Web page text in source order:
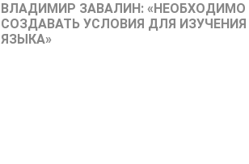
ВЛАДИМИР ЗАВАЛИН: «НЕОБХОДИМО
СОЗДАВАТЬ УСЛОВИЯ ДЛЯ ИЗУЧЕНИЯ
ЯЗЫКА»